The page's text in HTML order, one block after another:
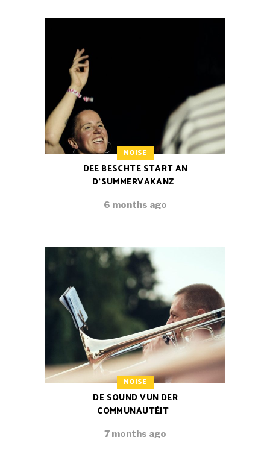
NOISE
DEE BESCHTE START AN
D’SUMMERVAKANZ
6 months ago
NOISE
DE SOUND VUN DER
COMMUNAUTÉIT
7 months ago